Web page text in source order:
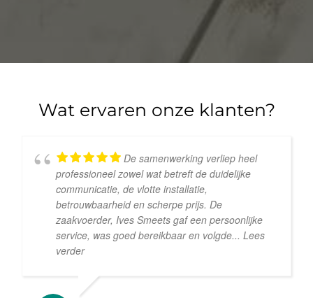
Wat ervaren onze klanten?
De samenwerking verliep heel
professioneel zowel wat betreft de duidelijke
communicatie, de vlotte installatie,
betrouwbaarheid en scherpe prijs. De
zaakvoerder, Ives Smeets gaf een persoonlijke
service, was goed bereikbaar en volgde... Lees
verder